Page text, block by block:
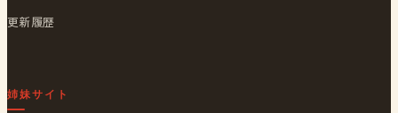
更新履歴
姉妹サイト